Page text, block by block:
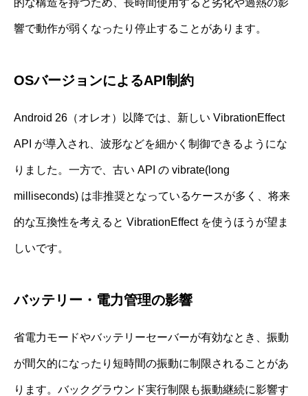
響で動作が弱くなったり停止することがあります。
OSバージョンによるAPI制約
Android 26（オレオ）以降では、新しい VibrationEffect
API が導入され、波形などを細かく制御できるようにな
りました。一方で、古い API の vibrate(long
milliseconds) は非推奨となっているケースが多く、将来
的な互換性を考えると VibrationEffect を使うほうが望ま
しいです。
バッテリー・電力管理の影響
省電力モードやバッテリーセーバーが有効なとき、振動
が間欠的になったり短時間の振動に制限されることがあ
ります。バックグラウンド実行制限も振動継続に影響す